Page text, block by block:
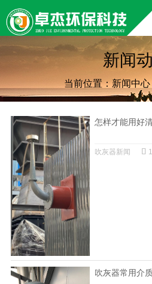
新闻
当前位置：新闻中心
怎样才能用好
吹灰器新闻
吹灰器常用介